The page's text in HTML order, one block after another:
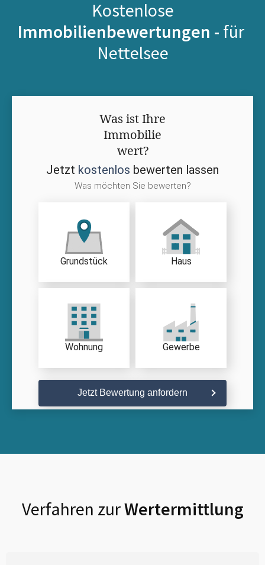
Kostenlose
Immobilienbewertungen - für
Nettelsee
Was ist Ihre
Immobilie
wert?
Jetzt kostenlos bewerten lassen
Was möchten Sie bewerten?
Grundstück Haus
Wohnung Gewerbe
Jetzt Bewertung anfordern
Verfahren zurWertermittlung